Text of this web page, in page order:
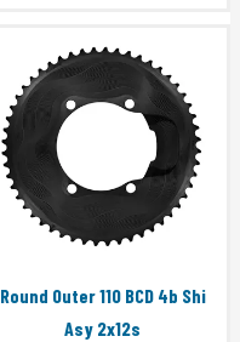
Round Outer 110 BCD 4b Shi
Asy 2x12s